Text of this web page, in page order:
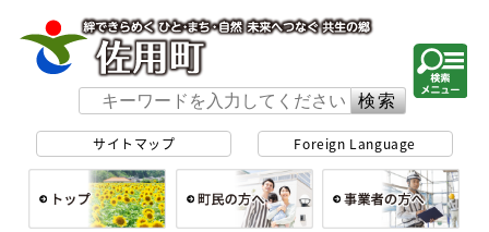
サイトマップ Foreign Language